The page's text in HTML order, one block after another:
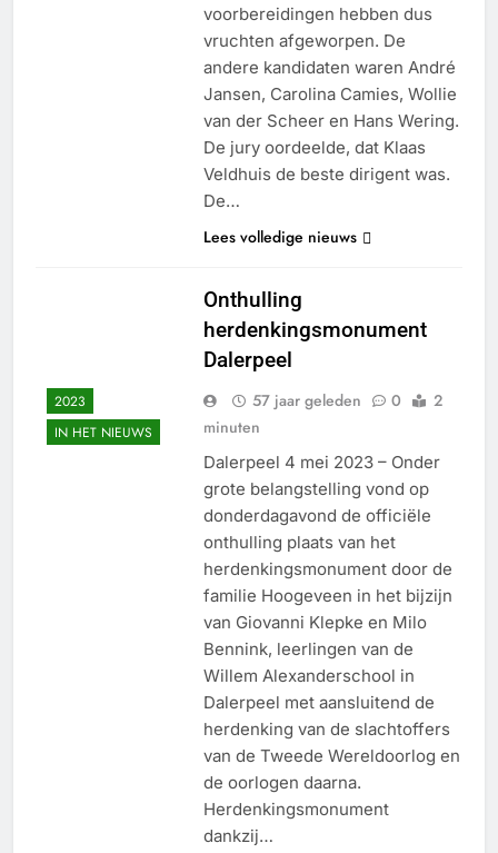
voorbereidingen hebben dus
vruchten afgeworpen. De
andere kandidaten waren André
Jansen, Carolina Camies, Wollie
van der Scheer en Hans Wering.
De jury oordeelde, dat Klaas
Veldhuis de beste dirigent was.
De…
Lees volledige nieuws
2023
IN HET NIEUWS
Onthulling
herdenkingsmonument
Dalerpeel
57 jaar geleden 0
2
minuten
Dalerpeel 4 mei 2023 – Onder
grote belangstelling vond op
donderdagavond de officiële
onthulling plaats van het
herdenkingsmonument door de
familie Hoogeveen in het bijzijn
van Giovanni Klepke en Milo
Bennink, leerlingen van de
Willem Alexanderschool in
Dalerpeel met aansluitend de
herdenking van de slachtoffers
van de Tweede Wereldoorlog en
de oorlogen daarna.
Herdenkingsmonument
dankzij…